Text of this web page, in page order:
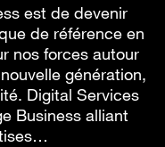
est de devenir
de référence en
nos forces autour
génération,
Digital Services
Business alliant